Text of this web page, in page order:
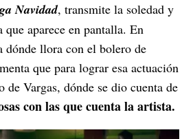
Navidad, transmite la soledad y
que aparece en pantalla. En
dónde llora con el bolero de
que para lograr esa actuación
Vargas, dónde se dio cuenta de
con las que cuenta la artista.